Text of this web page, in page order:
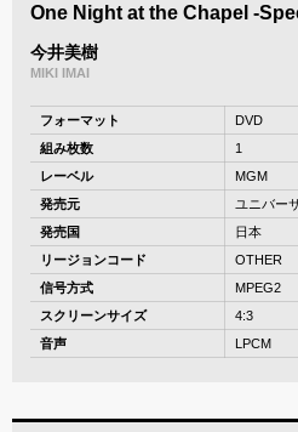
One Night at the Chapel -
今井美樹
MIKI IMAI
フォーマット
DVD
組み枚数
1
レーベル
MGM
発売元
ユニバー
発売国
日本
リージョンコード
OTHER
信号方式
MPEG2
スクリーンサイズ
4:3
音声
LPCM